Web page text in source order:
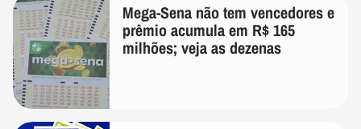
Mega-Sena não tem vencedores e
prêmio acumula em R$ 165
milhões; veja as dezenas